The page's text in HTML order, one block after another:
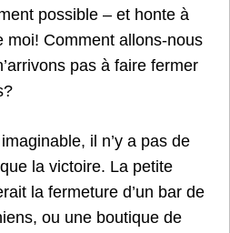
possible – et honte à
moi! Comment allons-nous
pas à faire fermer
il n’y a pas de
la victoire. La petite
la fermeture d’un bar de
ou une boutique de